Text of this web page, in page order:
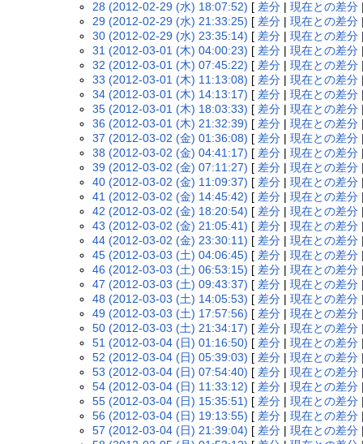
28 (2012-02-29 (水) 18:07:52) [ 差分 |現在との差分 |
29 (2012-02-29 (水) 21:33:25) [ 差分 |現在との差分 |
30 (2012-02-29 (水) 23:35:14) [ 差分 |現在との差分 |
31 (2012-03-01 (木) 04:00:23) [ 差分 |現在との差分 |
32 (2012-03-01 (木) 07:45:22) [ 差分 |現在との差分 |
33 (2012-03-01 (木) 11:13:08) [ 差分 |現在との差分 |
34 (2012-03-01 (木) 14:13:17) [ 差分 |現在との差分 |
35 (2012-03-01 (木) 18:03:33) [ 差分 |現在との差分 |
36 (2012-03-01 (木) 21:32:39) [ 差分 |現在との差分 |
37 (2012-03-02 (金) 01:36:08) [ 差分 |現在との差分 |
38 (2012-03-02 (金) 04:41:17) [ 差分 |現在との差分 |
39 (2012-03-02 (金) 07:11:27) [ 差分 |現在との差分 |
40 (2012-03-02 (金) 11:09:37) [ 差分 |現在との差分 |
41 (2012-03-02 (金) 14:45:42) [ 差分 |現在との差分 |
42 (2012-03-02 (金) 18:20:54) [ 差分 |現在との差分 |
43 (2012-03-02 (金) 21:05:41) [ 差分 |現在との差分 |
44 (2012-03-02 (金) 23:30:11) [ 差分 |現在との差分 |
45 (2012-03-03 (土) 04:06:45) [ 差分 |現在との差分 |
46 (2012-03-03 (土) 06:53:15) [ 差分 |現在との差分 |
47 (2012-03-03 (土) 09:43:37) [ 差分 |現在との差分 |
48 (2012-03-03 (土) 14:05:53) [ 差分 |現在との差分 |
49 (2012-03-03 (土) 17:57:56) [ 差分 |現在との差分 |
50 (2012-03-03 (土) 21:34:17) [ 差分 |現在との差分 |
51 (2012-03-04 (日) 01:16:50) [ 差分 |現在との差分 |
52 (2012-03-04 (日) 05:39:03) [ 差分 |現在との差分 |
53 (2012-03-04 (日) 07:54:40) [ 差分 |現在との差分 |
54 (2012-03-04 (日) 11:33:12) [ 差分 |現在との差分 |
55 (2012-03-04 (日) 15:35:51) [ 差分 |現在との差分 |
56 (2012-03-04 (日) 19:13:55) [ 差分 |現在との差分 |
57 (2012-03-04 (日) 21:39:04) [ 差分 |現在との差分 |